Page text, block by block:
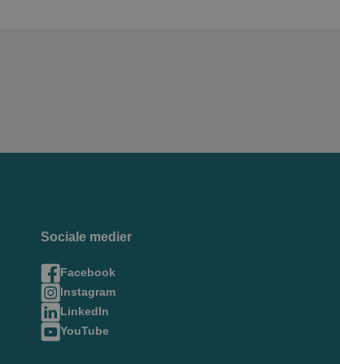
Sociale medier
Facebook
Instagram
LinkedIn
YouTube